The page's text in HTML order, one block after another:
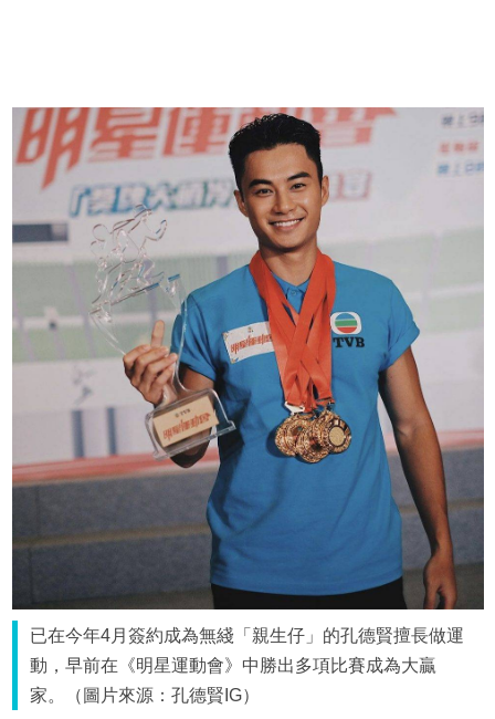
已在今年4月簽約成為無綫「親生仔」的孔德賢擅長做運
動，早前在《明星運動會》中勝出多項比賽成為大贏
家。（圖片來源：孔德賢IG）